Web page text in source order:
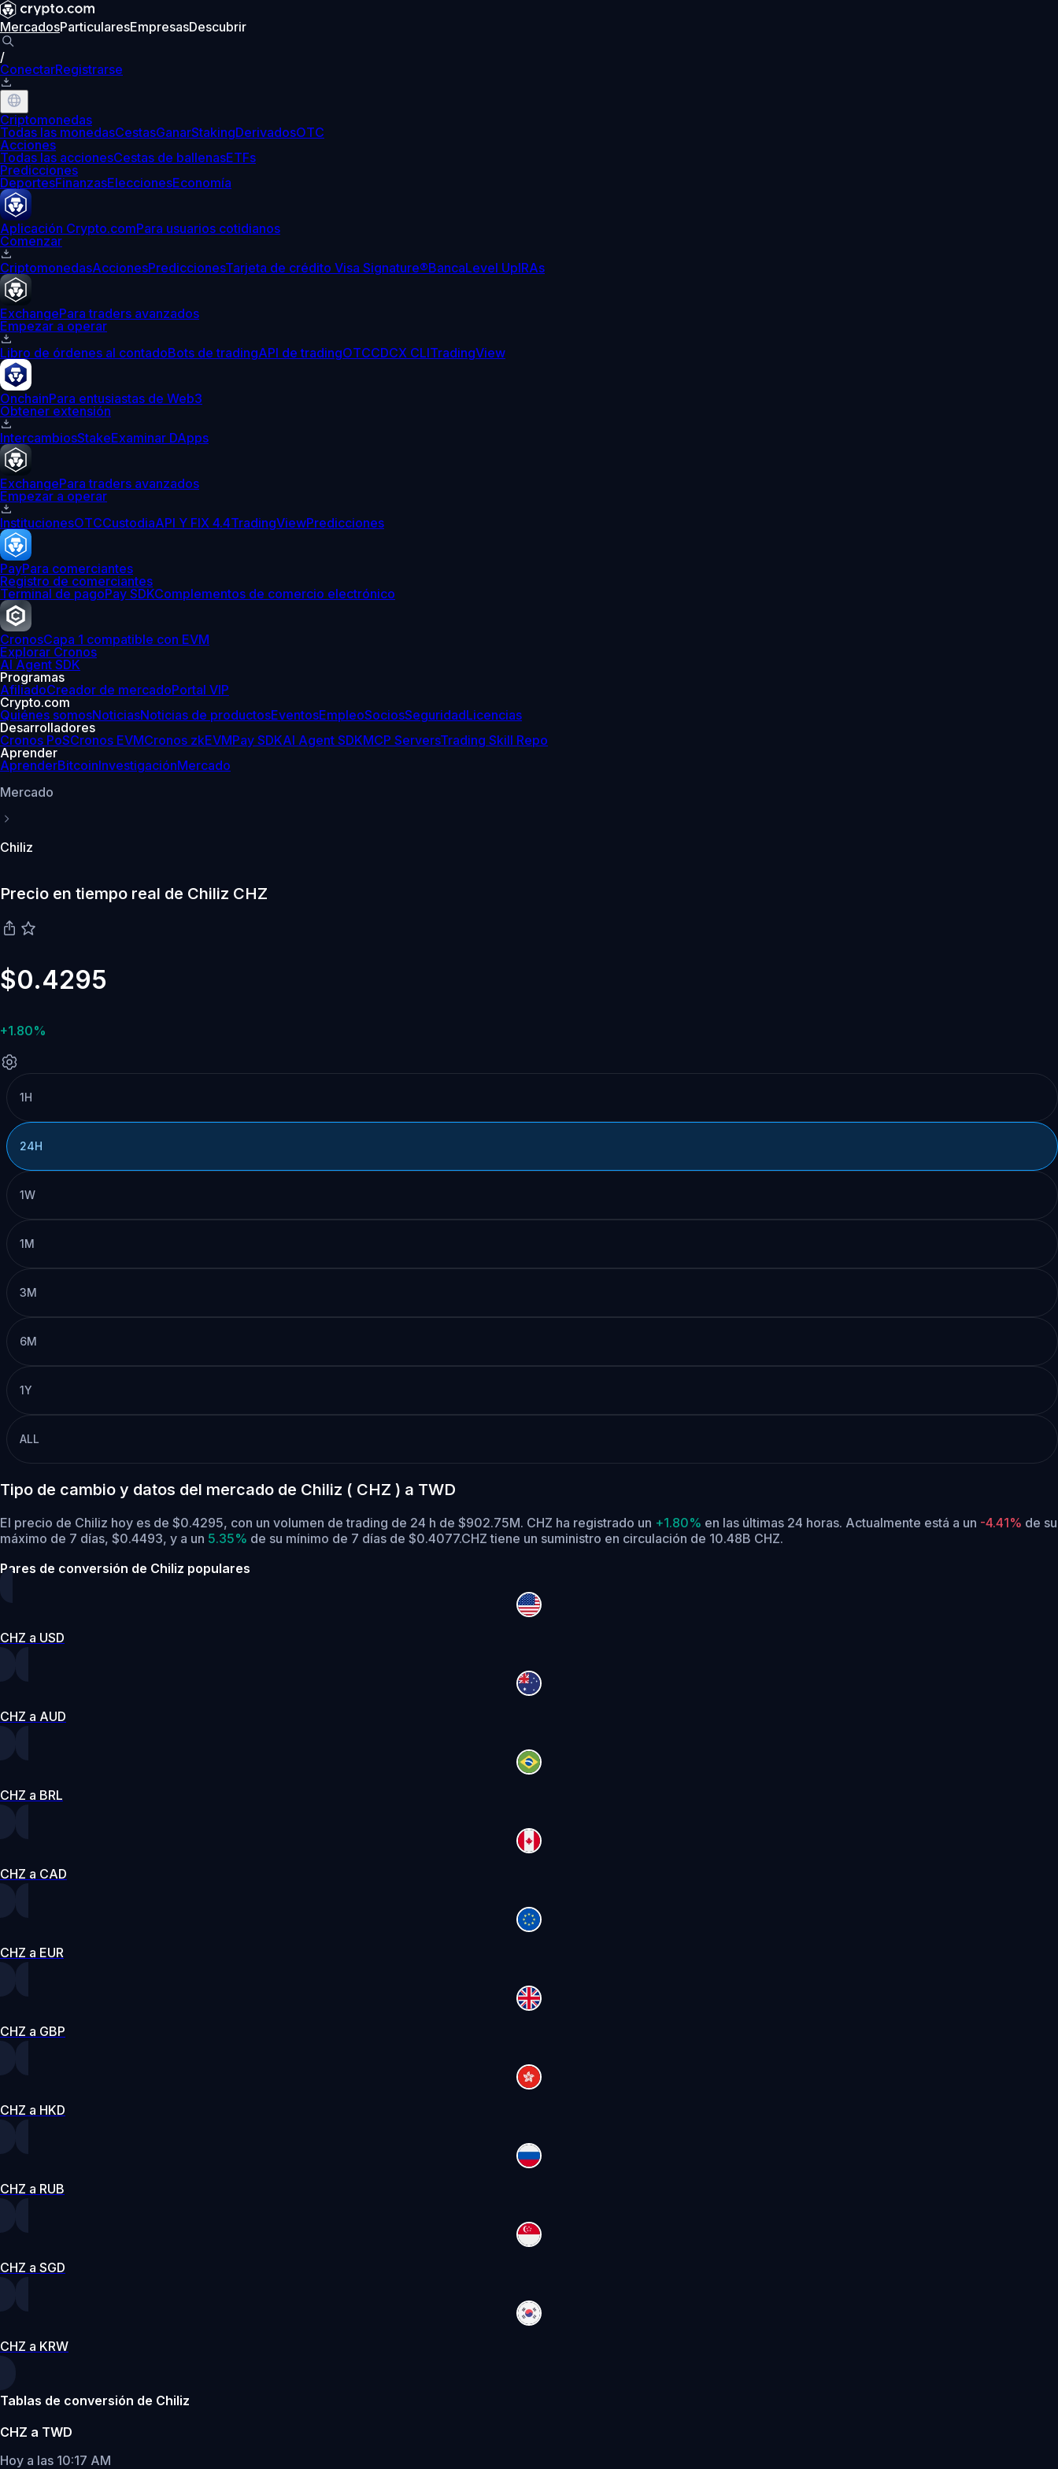
MercadosParticularesEmpresasDescubrir
/
ConectarRegistrarse
Criptomonedas
Todas las monedasCestasGanarStakingDerivadosOTC
Acciones
Todas las accionesCestas de ballenasETFs
Predicciones
DeportesFinanzasEleccionesEconomía
Aplicación Crypto.comPara usuarios cotidianos
Comenzar
CriptomonedasAccionesPrediccionesTarjeta de crédito Visa Signature®BancaLevel UpIRAs
ExchangePara traders avanzados
Empezar a operar
Libro de órdenes al contadoBots de tradingAPI de tradingOTCCDCX CLITradingView
OnchainPara entusiastas de Web3
Obtener extensión
IntercambiosStakeExaminar DApps
ExchangePara traders avanzados
Empezar a operar
InstitucionesOTCCustodiaAPI Y FIX 4.4TradingViewPredicciones
PayPara comerciantes
Registro de comerciantes
Terminal de pagoPay SDKComplementos de comercio electrónico
CronosCapa 1 compatible con EVM
Explorar Cronos
AI Agent SDK
Programas
AfiliadoCreador de mercadoPortal VIP
Crypto.com
Quiénes somosNoticiasNoticias de productosEventosEmpleoSociosSeguridadLicencias
Desarrolladores
Cronos PoSCronos EVMCronos zkEVMPay SDKAI Agent SDKMCP ServersTrading Skill Repo
Aprender
AprenderBitcoinInvestigaciónMercado
Mercado
Chiliz
Precio en tiempo real de Chiliz CHZ
$0.4295
+1.80%
1H
24H
1W
1M
3M
6M
1Y
ALL
Tipo de cambio y datos del mercado de Chiliz ( CHZ ) a TWD
El precio de Chiliz hoy es de $0.4295, con un volumen de trading de 24 h de $902.75M. CHZ ha registrado un +1.80% en las últimas 24 horas. Actualmente está a un -4.41% de su
máximo de 7 días, $0.4493, y a un 5.35% de su mínimo de 7 días de $0.4077.CHZ tiene un suministro en circulación de 10.48B CHZ.
Pares de conversión de Chiliz populares
CHZ a USD
CHZ a AUD
CHZ a BRL
CHZ a CAD
CHZ a EUR
CHZ a GBP
CHZ a HKD
CHZ a RUB
CHZ a SGD
CHZ a KRW
Tablas de conversión de Chiliz
CHZ a TWD
Hoy a las 10:17 AM